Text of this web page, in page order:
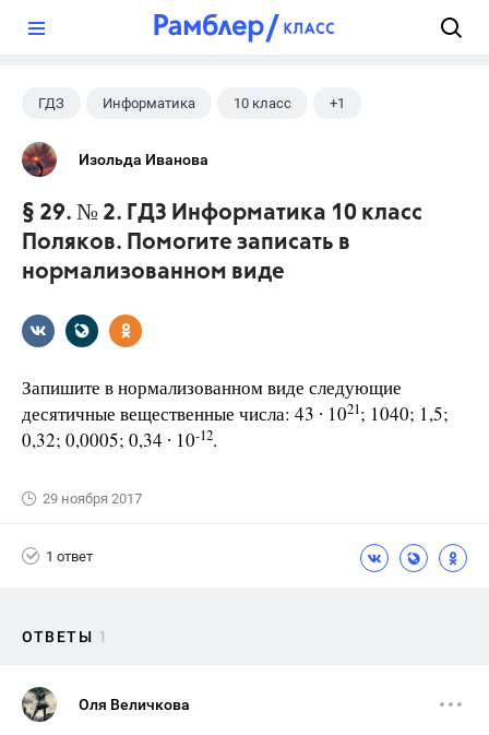
ГДЗ Информатика 10 класс +1
Поляков К.Ю.
Изольда Иванова
§ 29. № 2. ГДЗ Информатика 10 класс
Поляков. Помогите записать в
нормализованном виде
Запишите в нормализованном виде следующие
десятичные вещественные числа: 43 ∙ 1021; 1040; 1,5;
0,32; 0,0005; 0,34 ∙ 10-12.
29 ноября 2017
1 ответ
ОТВЕТЫ 1
Оля Величкова